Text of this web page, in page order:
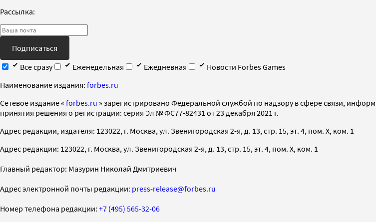
Рассылка:
Подписаться
Все сразу
Еженедельная Ежедневная
Новости Forbes Games
Наименование издания: forbes.ru
Cетевое издание « forbes.ru » зарегистрировано Федеральной службой по надзору в сфере связи,
принятия решения о регистрации: серия Эл № ФС77-82431 от 23 декабря 2021 г.
Адрес редакции, издателя: 123022, г. Москва, ул. Звенигородская 2-я, д. 13, стр. 15, эт. 4, пом. X, ком. 1
Адрес редакции: 123022, г. Москва, ул. Звенигородская 2-я, д. 13, стр. 15, эт. 4, пом. X, ком. 1
Главный редактор: Мазурин Николай Дмитриевич
Адрес электронной почты редакции: press-release@forbes.ru
Номер телефона редакции: +7 (495) 565-32-06